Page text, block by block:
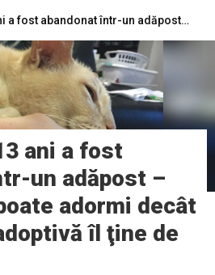
Motanul de 13 ani a fost abandonat într-un adăpost – acum, el nu poate adormi decât dacă mama adoptivă îl ţine de lăbuţă
ani a fost
un adăpost –
adormi decât
îl ţine de